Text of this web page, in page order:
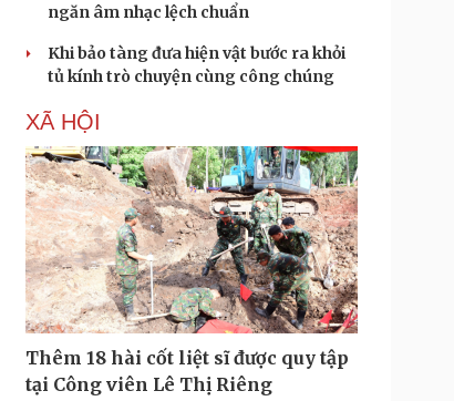
ngăn âm nhạc lệch chuẩn
Khi bảo tàng đưa hiện vật bước ra khỏi
tủ kính trò chuyện cùng công chúng
XÃ HỘI
Thêm 18 hài cốt liệt sĩ được quy tập
tại Công viên Lê Thị Riêng